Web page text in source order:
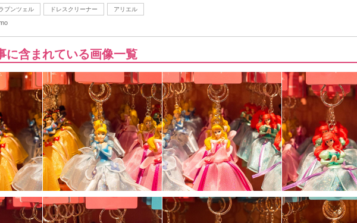
プンツェル ドレスクリーナー アリエル
に含まれている画像一覧